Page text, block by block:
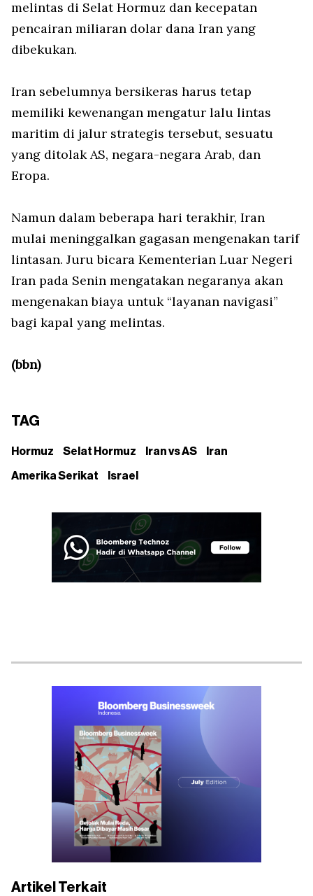
melintas di Selat Hormuz dan kecepatan
pencairan miliaran dolar dana Iran yang
dibekukan.
Iran sebelumnya bersikeras harus tetap
memiliki kewenangan mengatur lalu lintas
maritim di jalur strategis tersebut, sesuatu
yang ditolak AS, negara-negara Arab, dan
Eropa.
Namun dalam beberapa hari terakhir, Iran
mulai meninggalkan gagasan mengenakan tarif
lintasan. Juru bicara Kementerian Luar Negeri
Iran pada Senin mengatakan negaranya akan
mengenakan biaya untuk “layanan navigasi”
bagi kapal yang melintas.
(bbn)
TAG
Hormuz Selat Hormuz Iran vs AS Iran
Amerika Serikat Israel
Artikel Terkait